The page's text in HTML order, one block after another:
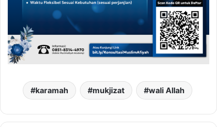
karamah mukjizat wali Allah